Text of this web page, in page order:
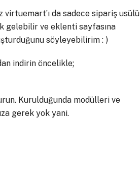
virtuemart’ı da sadece sipariş usülü
gelebilir ve eklenti sayfasına
söyleyebilirim : )
indirin öncelikle;
Kurulduğunda modülleri ve
gerek yok yani.